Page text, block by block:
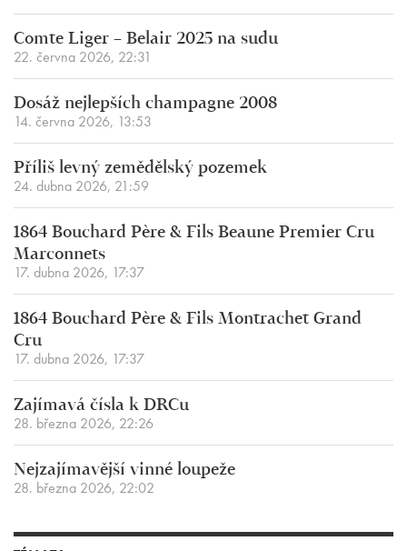
Comte Liger – Belair 2025 na sudu
22. června 2026, 22:31
Dosáž nejlepších champagne 2008
14. června 2026, 13:53
Příliš levný zemědělský pozemek
24. dubna 2026, 21:59
1864 Bouchard Père & Fils Beaune Premier Cru
Marconnets
17. dubna 2026, 17:37
1864 Bouchard Père & Fils Montrachet Grand
Cru
17. dubna 2026, 17:37
Zajímavá čísla k DRCu
28. března 2026, 22:26
Nejzajímavější vinné loupeže
28. března 2026, 22:02